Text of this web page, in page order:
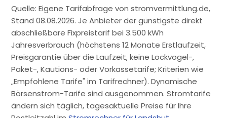
Quelle: Eigene Tarifabfrage von stromvermittlung.de,
Stand 08.08.2026. Je Anbieter der günstigste direkt
abschließbare Fixpreistarif bei 3.500 kWh
Jahresverbrauch (höchstens 12 Monate Erstlaufzeit,
Preisgarantie über die Laufzeit, keine Lockvogel-,
Paket-, Kautions- oder Vorkassetarife; Kriterien wie
„Empfohlene Tarife" im Tarifrechner). Dynamische
Börsenstrom-Tarife sind ausgenommen. Stromtarife
ändern sich täglich, tagesaktuelle Preise für Ihre